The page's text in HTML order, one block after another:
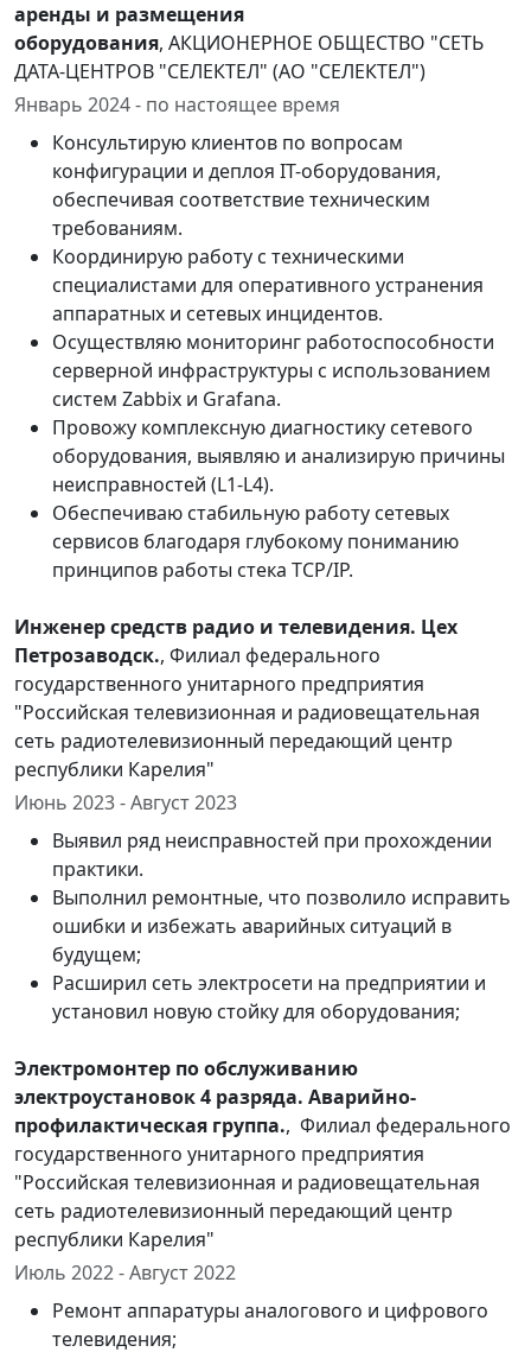
аренды и размещения
оборудования, АКЦИОНЕРНОЕ ОБЩЕСТВО "СЕТЬ
ДАТА-ЦЕНТРОВ "СЕЛЕКТЕЛ" (АО "СЕЛЕКТЕЛ")
Январь 2024 - по настоящее время
Консультирую клиентов по вопросам
конфигурации и деплоя IT-оборудования,
обеспечивая соответствие техническим
требованиям.
Координирую работу с техническими
специалистами для оперативного устранения
аппаратных и сетевых инцидентов.
Осуществляю мониторинг работоспособности
серверной инфраструктуры с использованием
систем Zabbix и Grafana.
Провожу комплексную диагностику сетевого
оборудования, выявляю и анализирую причины
неисправностей (L1-L4).
Обеспечиваю стабильную работу сетевых
сервисов благодаря глубокому пониманию
принципов работы стека TCP/IP.
Инженер средств радио и телевидения. Цех
Петрозаводск., Филиал федерального
государственного унитарного предприятия
"Российская телевизионная и радиовещательная
сеть радиотелевизионный передающий центр
республики Карелия"
Июнь 2023 - Август 2023
Выявил ряд неисправностей при прохождении
практики.
Выполнил ремонтные, что позволило исправить
ошибки и избежать аварийных ситуаций в
будущем;
Расширил сеть электросети на предприятии и
установил новую стойку для оборудования;
Электромонтер по обслуживанию
электроустановок 4 разряда. Аварийно-
профилактическая группа., Филиал федерального
государственного унитарного предприятия
"Российская телевизионная и радиовещательная
сеть радиотелевизионный передающий центр
республики Карелия"
Июль 2022 - Август 2022
Ремонт аппаратуры аналогового и цифрового
телевидения;